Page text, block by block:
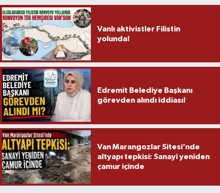
Vanlı aktivistler Filistin
yolunda!
Edremit Belediye Başkanı
görevden alındı iddiası!
Van Marangozlar Sitesi’nde
altyapı tepkisi: Sanayi yeniden
çamur içinde